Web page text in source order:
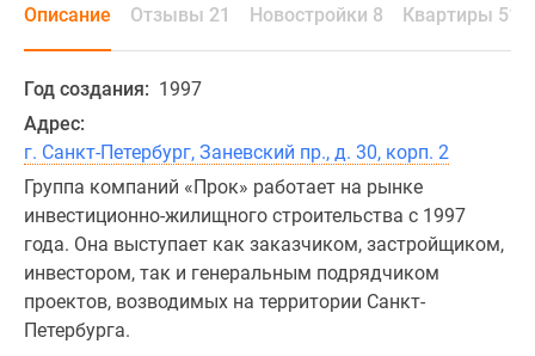
Описание Отзывы 21 Новостройки 8 Квартиры 511
Год создания: 1997
Адрес:
г. Санкт-Петербург, Заневский пр., д. 30, корп. 2
Группа компаний «Прок» работает на рынке
инвестиционно-жилищного строительства с 1997
года. Она выступает как заказчиком, застройщиком,
инвестором, так и генеральным подрядчиком
проектов, возводимых на территории Санкт-
Петербурга.